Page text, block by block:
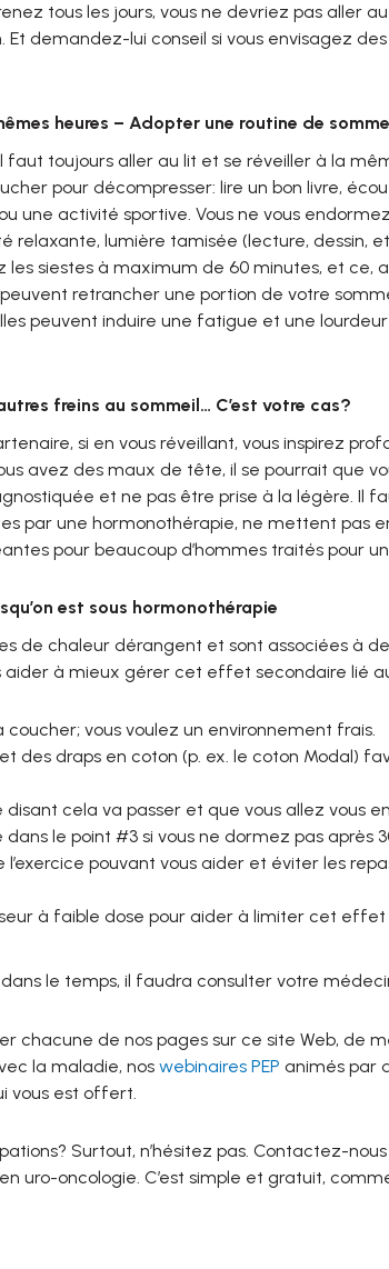
tous les jours, vous ne devriez pas aller
demandez-lui conseil si vous envisagez
heures – Adopter une routine de
toujours aller au lit et se réveiller à la
pour décompresser: lire un bon livre,
une activité sportive. Vous ne vous
lumière tamisée (lecture, dessin,
siestes à maximum de 60 minutes, et ce,
retrancher une portion de votre
peuvent induire une fatigue et une lourdeur
freins au sommeil… C’est votre cas?
si en vous réveillant, vous inspirez
avez des maux de tête, il se pourrait que
et ne pas être prise à la légère. Il
par une hormonothérapie, ne mettent pas
pour beaucoup d’hommes traités pour
est sous hormonothérapie
de chaleur dérangent et sont associées à
aider à mieux gérer cet effet secondaire lié
vous voulez un environnement frais.
des draps en coton (p. ex. le coton Modal)
cela va passer et que vous allez vous
le point #3 si vous ne dormez pas après
pouvant vous aider et éviter les
à faible dose pour aider à limiter cet
le temps, il faudra consulter votre
chacune de nos pages sur ce site Web, de
la maladie, nos webinaires PEP animés par
vous est offert.
Surtout, n’hésitez pas. Contactez-nous
uro-oncologie. C’est simple et gratuit,